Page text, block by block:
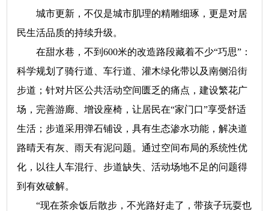
城市更新，不仅是城市肌理的精雕细琢，更是对居
民生活品质的持续升级。
在甜水巷，不到600米的改造路段藏着不少“巧思”：
科学规划了骑行道、车行道、灌木绿化带以及南侧沿街
步道；针对片区公共活动空间匮乏的痛点，建设繁花广
场，完善游廊、增设座椅，让居民在“家门口”享受舒适
生活；步道采用弹石铺设，具有生态渗水功能，解决道
路晴天有灰、雨天有泥问题。通过空间布局的系统性优
化，以往人车混行、步道缺失、活动场地不足的问题得
到有效破解。
“现在茶余饭后散步，不光路好走了，带孩子玩耍也